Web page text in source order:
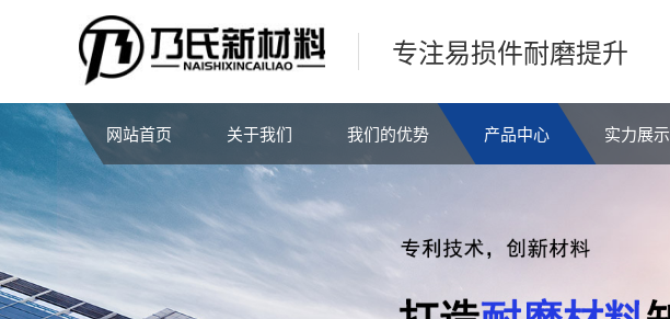
专注易损件耐磨提升
网站首页 关于我们 我们的优势 产品中心 实力展示